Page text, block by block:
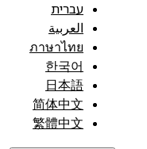
עברית
العربية
ภาษาไทย
한국어
日本語
简体中文
繁體中文